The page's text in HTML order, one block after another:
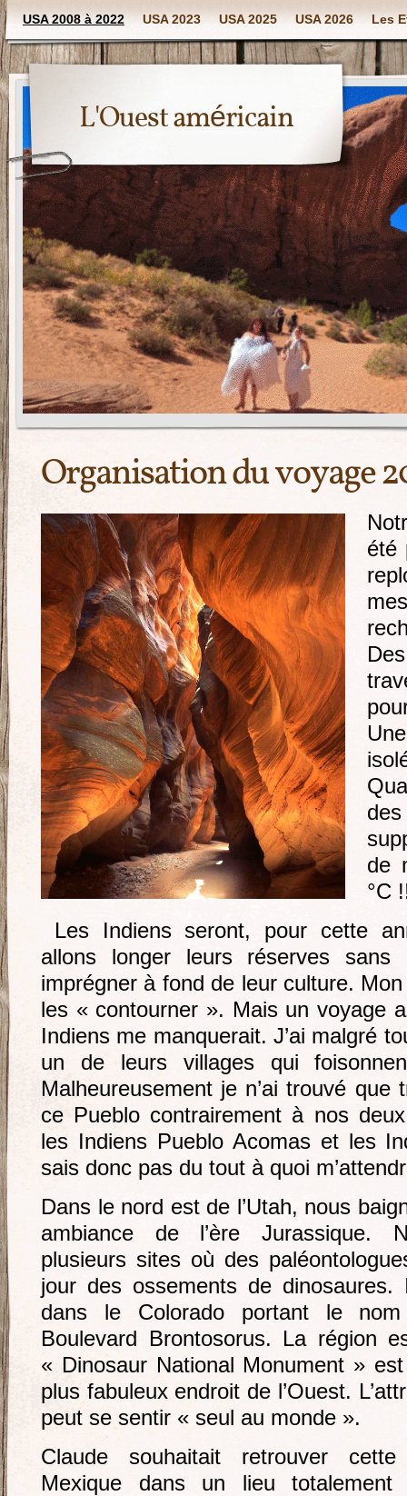
USA 2008 à 2022 USA 2023 USA 2025 USA 2026 Les
L'Ouest américain
Organisation du voyage
été
de
°C
Les Indiens seront, pour cette
allons longer leurs réserves
imprégner à fond de leur culture.
les « contourner ». Mais un voyage
Indiens me manquerait. J’ai malgré
un de leurs villages qui
Malheureusement je n’ai trouvé que
ce Pueblo contrairement à nos
les Indiens Pueblo Acomas et les
sais donc pas du tout à quoi
Dans le nord est de l’Utah, nous
ambiance de l’ère Jurassique.
plusieurs sites où des
jour des ossements de
dans le Colorado portant le
Boulevard Brontosorus. La région
« Dinosaur National Monument »
plus fabuleux endroit de l’Ouest.
peut se sentir « seul au monde ».
Claude souhaitait retrouver
Mexique dans un lieu